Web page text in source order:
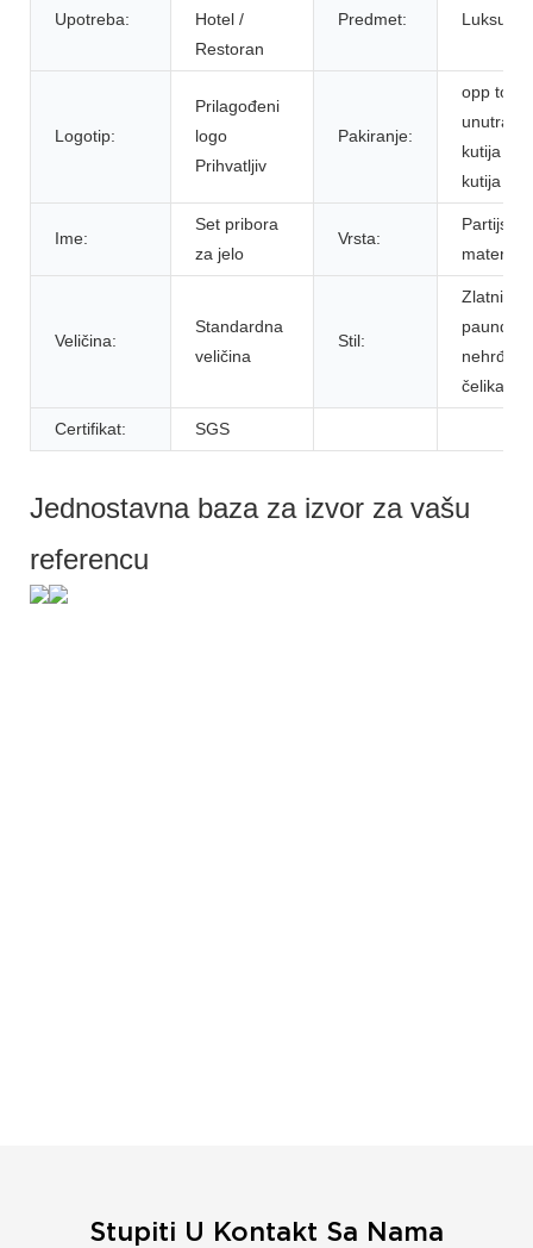
Upotreba:
Hotel /
Restoran
Predmet: Luksuz
Logotip:
Prilagođeni
logo
Prihvatljiv
Pakiranje:
opp
kutija +
kutija
Ime:
Set pribora
za jelo
Vrsta:
Partijski
materijal
Veličina:
Standardna
veličina
Stil:
Zlatni
paunder
čelika
Certifikat: SGS
Jednostavna baza za izvor za vašu
referencu
Stupiti U Kontakt Sa Nama